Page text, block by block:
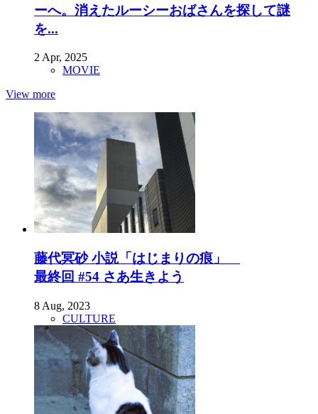
ーへ。消えたルーシーおばさんを探して謎
を...
2 Apr, 2025
MOVIE
View more
藤代冥砂 小説「はじまりの痕」
最終回 #54 さあ生きよう
8 Aug, 2023
CULTURE